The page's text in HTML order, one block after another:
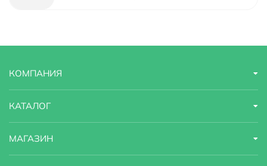
Модель Berlin Steinbeis DA1433116
Назначение
Оснащение душевая лейка, душевой шланг, эксцентрики
КОМПАНИЯ
КАТАЛОГ
МАГАЗИН